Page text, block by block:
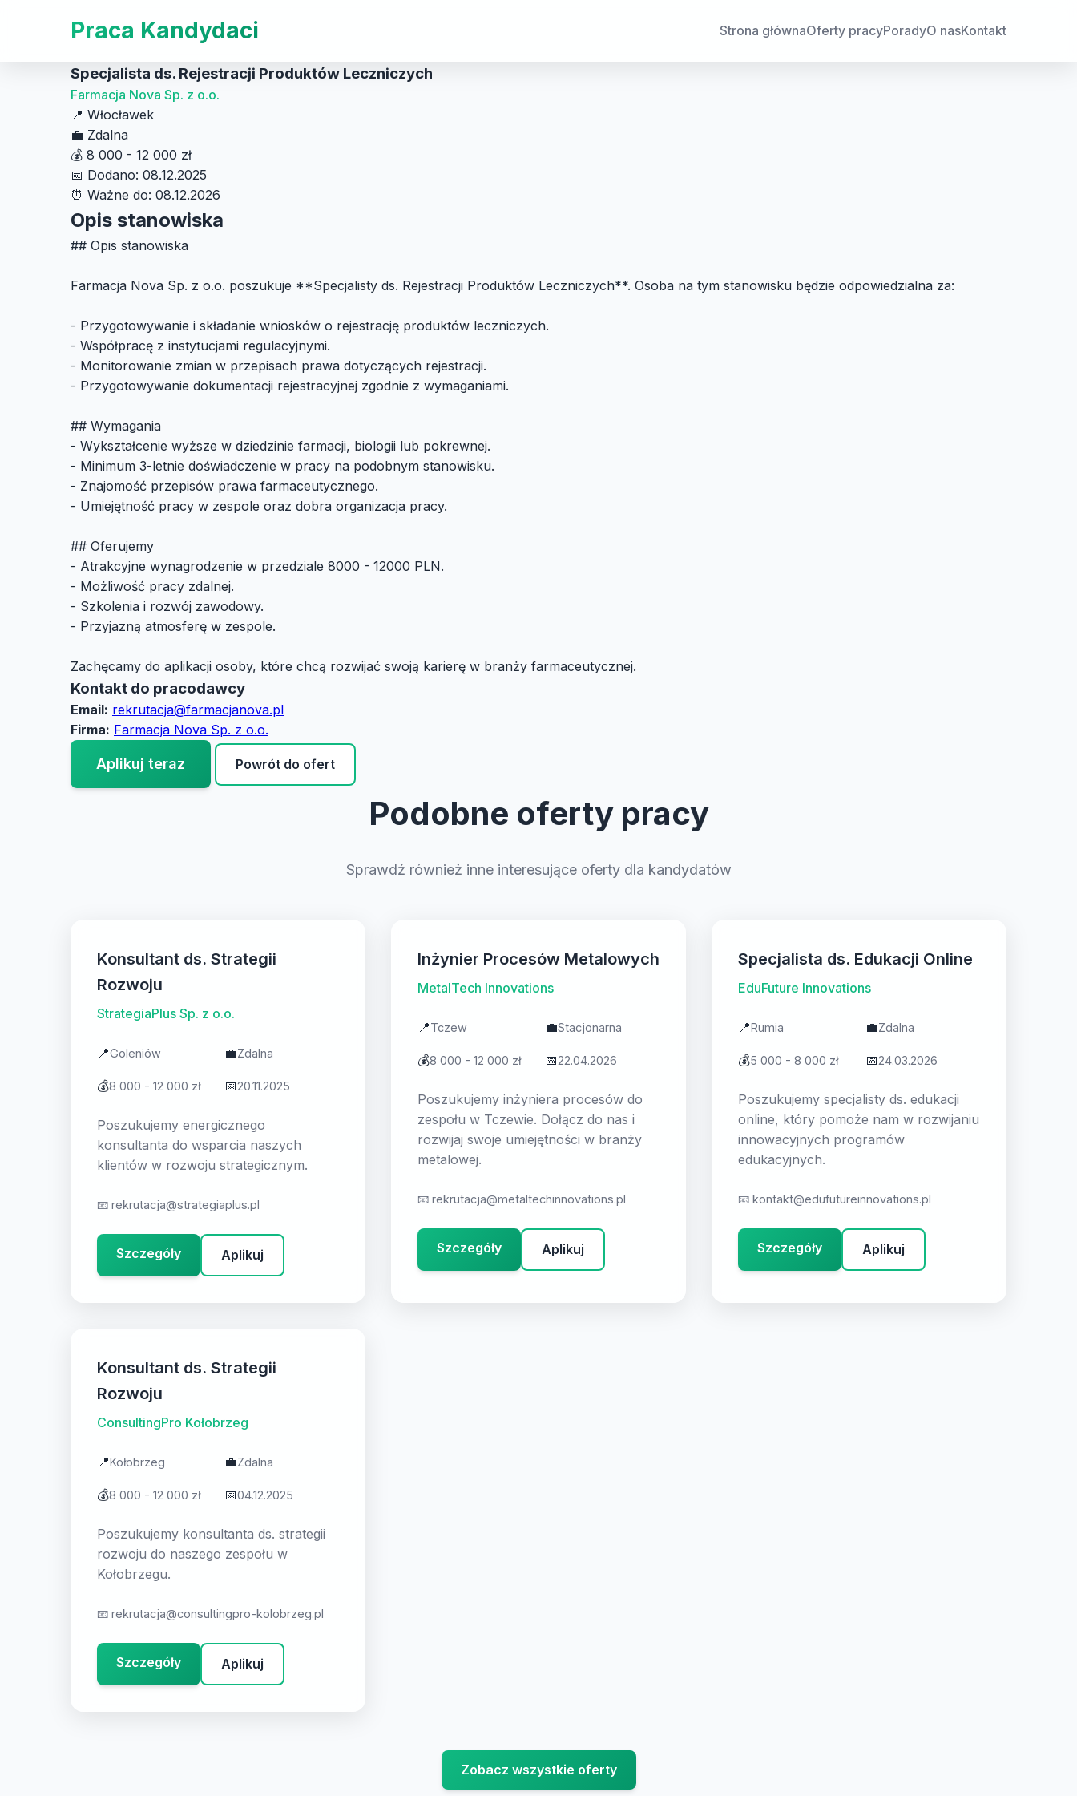
Praca Kandydaci Strona głównaOferty pracyPoradyO nasKontakt
Specjalista ds. Rejestracji Produktów Leczniczych
Farmacja Nova Sp. z o.o.
📍 Włocławek
💼 Zdalna
💰 8 000 - 12 000 zł
📅 Dodano: 08.12.2025
⏰ Ważne do: 08.12.2026
Opis stanowiska
## Opis stanowiska
Farmacja Nova Sp. z o.o. poszukuje **Specjalisty ds. Rejestracji Produktów Leczniczych**. Osoba na tym stanowisku będzie odpowiedzialna za:
- Przygotowywanie i składanie wniosków o rejestrację produktów leczniczych.
- Współpracę z instytucjami regulacyjnymi.
- Monitorowanie zmian w przepisach prawa dotyczących rejestracji.
- Przygotowywanie dokumentacji rejestracyjnej zgodnie z wymaganiami.
## Wymagania
- Wykształcenie wyższe w dziedzinie farmacji, biologii lub pokrewnej.
- Minimum 3-letnie doświadczenie w pracy na podobnym stanowisku.
- Znajomość przepisów prawa farmaceutycznego.
- Umiejętność pracy w zespole oraz dobra organizacja pracy.
## Oferujemy
- Atrakcyjne wynagrodzenie w przedziale 8000 - 12000 PLN.
- Możliwość pracy zdalnej.
- Szkolenia i rozwój zawodowy.
- Przyjazną atmosferę w zespole.
Zachęcamy do aplikacji osoby, które chcą rozwijać swoją karierę w branży farmaceutycznej.
Kontakt do pracodawcy
Email: rekrutacja@farmacjanova.pl
Firma: Farmacja Nova Sp. z o.o.
Aplikuj teraz Powrót do ofert
Podobne oferty pracy
Sprawdź również inne interesujące oferty dla kandydatów
Konsultant ds. Strategii
Rozwoju
StrategiaPlus Sp. z o.o.
📍Goleniów 💼Zdalna
💰8 000 - 12 000 zł 📅20.11.2025
Poszukujemy energicznego
konsultanta do wsparcia naszych
klientów w rozwoju strategicznym.
📧 rekrutacja@strategiaplus.pl
Szczegóły Aplikuj
Inżynier Procesów Metalowych
MetalTech Innovations
📍Tczew 💼Stacjonarna
💰8 000 - 12 000 zł 📅22.04.2026
Poszukujemy inżyniera procesów do
zespołu w Tczewie. Dołącz do nas i
rozwijaj swoje umiejętności w branży
metalowej.
📧 rekrutacja@metaltechinnovations.pl
Szczegóły Aplikuj
Specjalista ds. Edukacji Online
EduFuture Innovations
📍Rumia 💼Zdalna
💰5 000 - 8 000 zł 📅24.03.2026
Poszukujemy specjalisty ds. edukacji
online, który pomoże nam w rozwijaniu
innowacyjnych programów
edukacyjnych.
📧 kontakt@edufutureinnovations.pl
Szczegóły Aplikuj
Konsultant ds. Strategii
Rozwoju
ConsultingPro Kołobrzeg
📍Kołobrzeg 💼Zdalna
💰8 000 - 12 000 zł 📅04.12.2025
Poszukujemy konsultanta ds. strategii
rozwoju do naszego zespołu w
Kołobrzegu.
📧 rekrutacja@consultingpro-kolobrzeg.pl
Szczegóły Aplikuj
Zobacz wszystkie oferty